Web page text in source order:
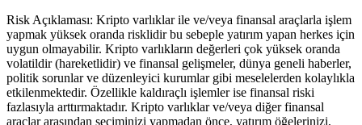
Risk Açıklaması: Kripto varlıklar ile ve/veya finansal araçlarla işlem
yapmak yüksek oranda risklidir bu sebeple yatırım yapan herkes için
uygun olmayabilir. Kripto varlıkların değerleri çok yüksek oranda
volatildir (hareketlidir) ve finansal gelişmeler, dünya geneli haberler,
politik sorunlar ve düzenleyici kurumlar gibi meselelerden kolaylıkla
etkilenmektedir. Özellikle kaldıraçlı işlemler ise finansal riski
fazlasıyla arttırmaktadır. Kripto varlıklar ve/veya diğer finansal
araçlar arasından seçiminizi yapmadan önce, yatırım öğelerinizi,